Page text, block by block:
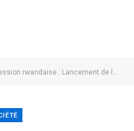
de la 19ᵉ réunion des Chefs d’État-Major de la CIRGL